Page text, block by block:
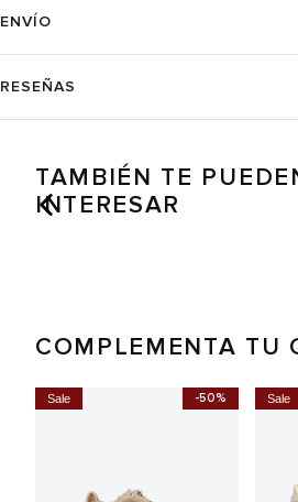
ENVÍO
RESEÑAS
TAMBIÉN TE
INTERESAR
COMPLEMENTA TU
-50%
Sale Sale